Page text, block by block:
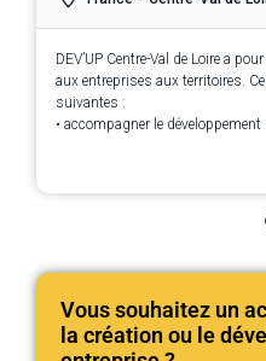
DEV’UP Centre-Val de Loire a
aux entreprises aux territoires.
suivantes :
• accompagner le
région Centre-Val de Loire
• appliquer les orientations du
Vous souhaitez un
la création ou le